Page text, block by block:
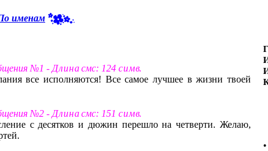
именам
№1 - Д л и н асмс: 124 с и м в.
все исполняются! Все самое лучшее в жизни твоей
№2 - Д л и н асмс: 151 с и м в.
с десятков и дюжин перешло на четверти. Желаю,